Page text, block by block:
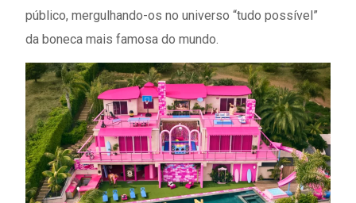
público, mergulhando-os no universo “tudo possível”
da boneca mais famosa do mundo.